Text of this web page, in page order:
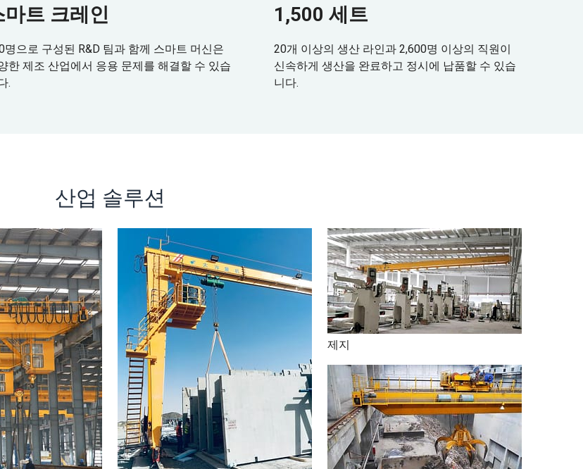
마트 크레인
명으로 구성된 R&D 팀과 함께 스마트 머신은
한 제조 산업에서 응용 문제를 해결할 수 있습
.
1,500 세트
20개 이상의 생산 라인과 2,600명 이상의 직원이
신속하게 생산을 완료하고 정시에 납품할 수 있습
니다.
산업 솔루션
제지